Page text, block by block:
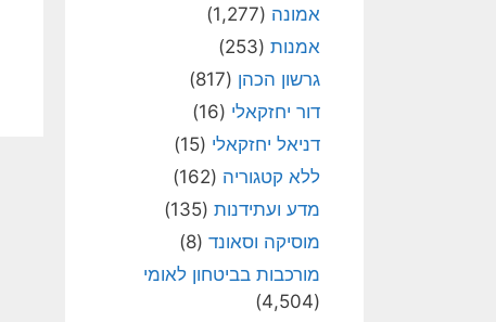
אמונה (1,277)
אמנות (253)
גרשון הכהן (817)
דור יחזקאלי (16)
דניאל יחזקאלי (15)
ללא קטגוריה (162)
מדע ועתידנות (135)
מוסיקה וסאונד (8)
מורכבות בביטחון לאומי
(4,504)